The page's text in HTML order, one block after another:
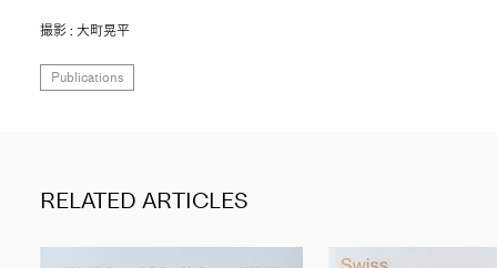
撮影 : 大町晃平
Publications
RELATED ARTICLES